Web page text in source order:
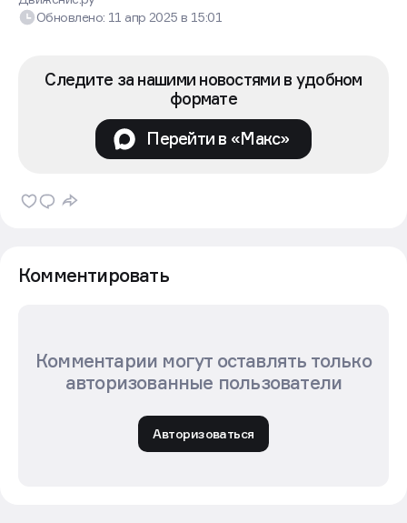
Обновлено: 11 апр 2025в 15:01
Следите за нашими новостями в удобном
формате
Перейти в «Макс»
Комментировать
Комментарии могут оставлять только
авторизованные пользователи
Авторизоваться